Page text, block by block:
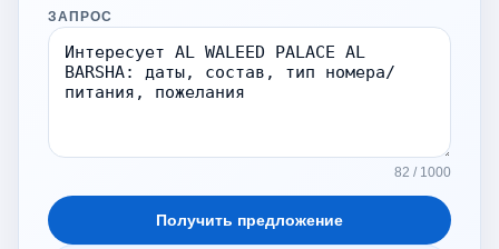
ЗАПРОС
82 / 1000
Получить предложение